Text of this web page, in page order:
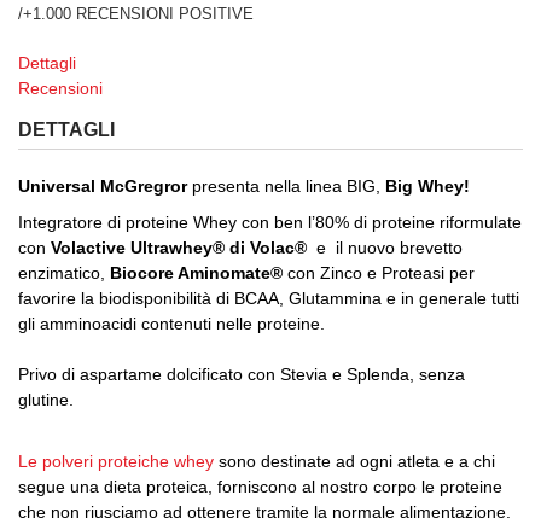
/+1.000 RECENSIONI POSITIVE
Dettagli
Recensioni
DETTAGLI
Universal McGregror presenta nella linea BIG, Big Whey!
Integratore di proteine Whey con ben l’80% di proteine riformulate
con Volactive Ultrawhey® di Volac® e il nuovo brevetto
enzimatico, Biocore Aminomate® con Zinco e Proteasi per
favorire la biodisponibilità di BCAA, Glutammina e in generale tutti
gli amminoacidi contenuti nelle proteine.
Privo di aspartame dolcificato con Stevia e Splenda, senza
glutine.
Le polveri proteiche whey sono destinate ad ogni atleta e a chi
segue una dieta proteica, forniscono al nostro corpo le proteine
che non riusciamo ad ottenere tramite la normale alimentazione.